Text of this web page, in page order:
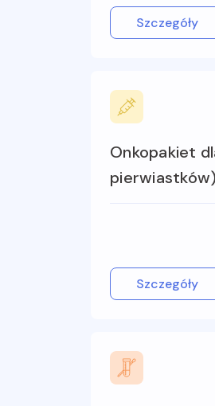
Szczegóły
Onkopakiet
pierwiastków)
Szczegóły